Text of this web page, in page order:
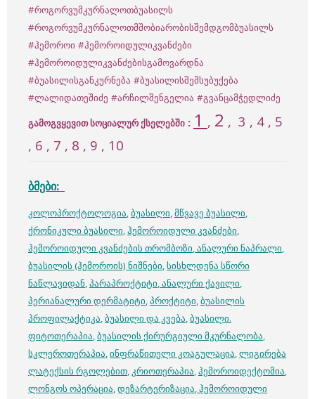
#როგორვუმკურნალოთბუასილს
#როგორვუმკურნალოთმშობიარობისშემდგომბუასილს
#ჰემოროი #ჰემოროიდულიკვანძები
#ჰემოროიდულიკვანძებისგამოვარდნა
#ბუასილისგანკურნება #ბუასილისშემსუბუქება
#ლალიდათეშიძე #არჩილშენგელია #გვანცამჭედლიძე
გამოგვყევით სოციალურ ქსელებში : 1 , 2 , 3 , 4 , 5
, 6 , 7 , 8 , 9 , 10
ბმები:
კოლოპროქტოლოგია ბუასილი მწვავე ბუასილი
ქრონიკული ბუასილი ჰემოროიდული კვანძები
ჰემოროიდული კვანძების თრომბოზი ანალური ნაპრალი
ბუასილის (ჰემოროის) ნიშნები სისხლდენა სწორი
ნაწლავიდან პარაპროქტიტი ანალური ქავილი
პერიანალური დერმატიტი პროქტიტი ბუასილის
პროფილაქტიკა ბუასილი და კვება ბუასილი.
ფიტოთერაპია ბუასილის ქირურგიული მკურნალობა
სკლეროთერაპია ინფრაწითელი კოაგულაცია ლიგირება
ლატექსის რგოლებით კრიოთერაპია ჰემოროიდექტომია
ლონგოს ოპერაცია დეზარტერიზაცია ჰემოროიდული